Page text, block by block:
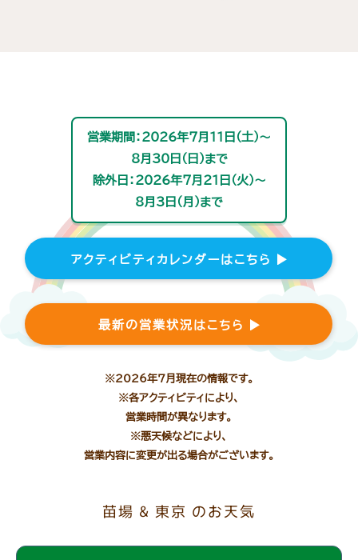
営業期間：2026年7月11日(土)～
8月30日(日)まで
除外日：2026年7月21日(火)～
8月3日(月)まで
アクティビティカレンダーはこちら
最新の営業状況はこちら
※2026年7月現在の情報です。
※各アクティビティにより、
営業時間が異なります。
※悪天候などにより、
営業内容に変更が出る場合がございます。
苗場 & 東京 のお天気